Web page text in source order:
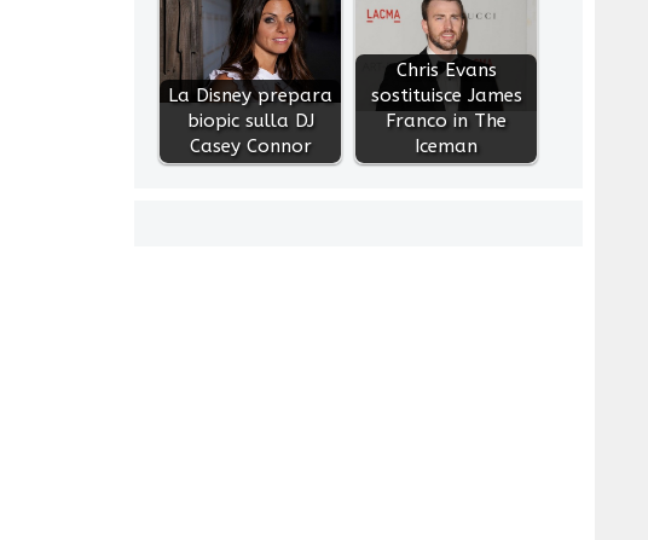
La Disney prepara
biopic sulla DJ
Casey Connor
Chris Evans
sostituisce James
Franco in The
Iceman